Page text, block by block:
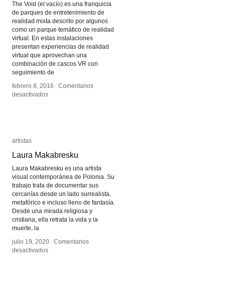
The Void (el vacío) es una franquicia
de parques de entretenimiento de
realidad mixta descrito por algunos
como un parque temático de realidad
virtual. En estas instalaciones
presentan experiencias de realidad
virtual que aprovechan una
combinación de cascos VR con
seguimiento de
febrero 8, 2016 / Comentarios
desactivadosen
febrero 8, 2016 / Comentarios
desactivadosen
artistas
Laura Makabresku
Laura Makabresku es una artista
visual contemporánea de Polonia. Su
trabajo trata de documentar sus
cercanías desde un lado surrealista,
metafórico e incluso lleno de fantasía.
Desde una mirada religiosa y
cristiana, ella retrata la vida y la
muerte, la
julio 19, 2020 / Comentarios
desactivadosen
artistas
Laura Makabresku
julio 19, 2020 / Comentarios
desactivadosen